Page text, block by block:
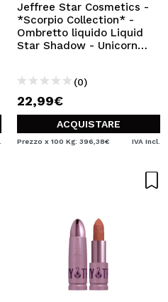
Jeffree Star Cosmetics -
*Scorpio Collection* -
Ombretto liquido Liquid
Star Shadow - Unicorn
(0)
22,99€
ACQUISTARE
Prezzo x 100 Kg: 396,38€ IVA Incl.